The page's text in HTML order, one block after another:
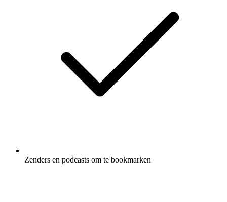
Zenders en podcasts om te bookmarken